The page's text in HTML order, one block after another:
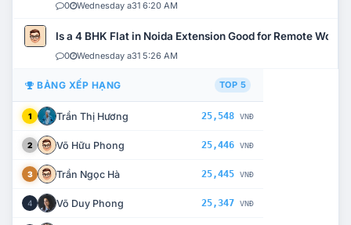
0 Wednesday a31 6:20 AM
Is a 4 BHK Flat in Noida Extension Good for Remote Work?
0 Wednesday a31 5:26 AM
BẢNG XẾP HẠNG TOP 5
1 Trần Thị Hương 25,548 VNĐ
2 Võ Hữu Phong 25,446 VNĐ
3 Trần Ngọc Hà 25,445 VNĐ
4 Võ Duy Phong 25,347 VNĐ